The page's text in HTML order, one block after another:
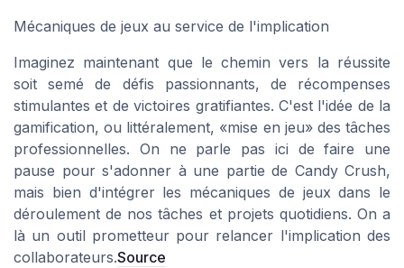
Mécaniques de jeux au service de l'implication
Imaginez maintenant que le chemin vers la réussite
soit semé de défis passionnants, de récompenses
stimulantes et de victoires gratifiantes. C'est l'idée de la
gamification, ou littéralement, «mise en jeu» des tâches
professionnelles. On ne parle pas ici de faire une
pause pour s'adonner à une partie de Candy Crush,
mais bien d'intégrer les mécaniques de jeux dans le
déroulement de nos tâches et projets quotidiens. On a
là un outil prometteur pour relancer l'implication des
collaborateurs.Source